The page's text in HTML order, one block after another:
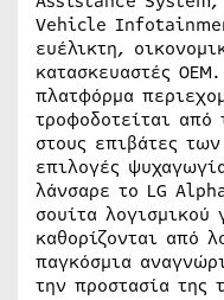
Vehicle
ευέλικτη,
κατασκευαστές
πλατφόρμα
τροφοδοτείται από
στους επιβάτες
επιλογές
λάνσαρε το LG
σουίτα λογισμικού
καθορίζονται από
παγκόσμια
την προστασία της